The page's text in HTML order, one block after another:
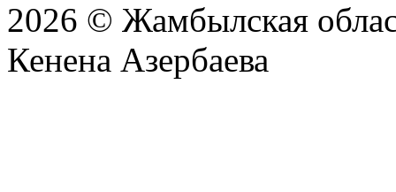
2026 © Жамбылская
Кенена Азербаева